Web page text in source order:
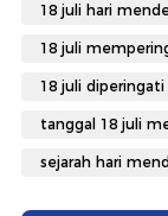
18 juli hari
18 juli
18 juli diperingati
tanggal 18 juli
sejarah hari